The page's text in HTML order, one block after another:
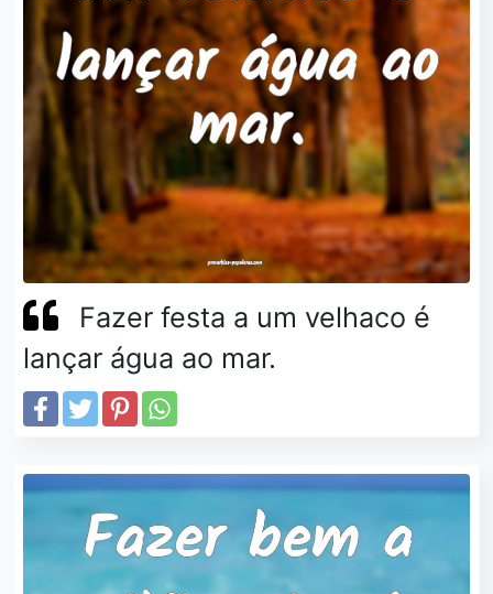
Fazer festa a um velhaco é
lançar água ao mar.